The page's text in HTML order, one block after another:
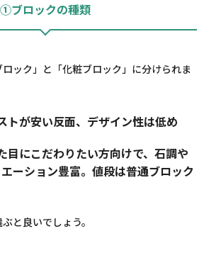
①ブロックの種類
ック」と「化粧ブロック」に分けられま
トが安い反面、デザイン性は低め
目にこだわりたい方向けで、石調や
ーション豊富。値段は普通ブロック
と良いでしょう。